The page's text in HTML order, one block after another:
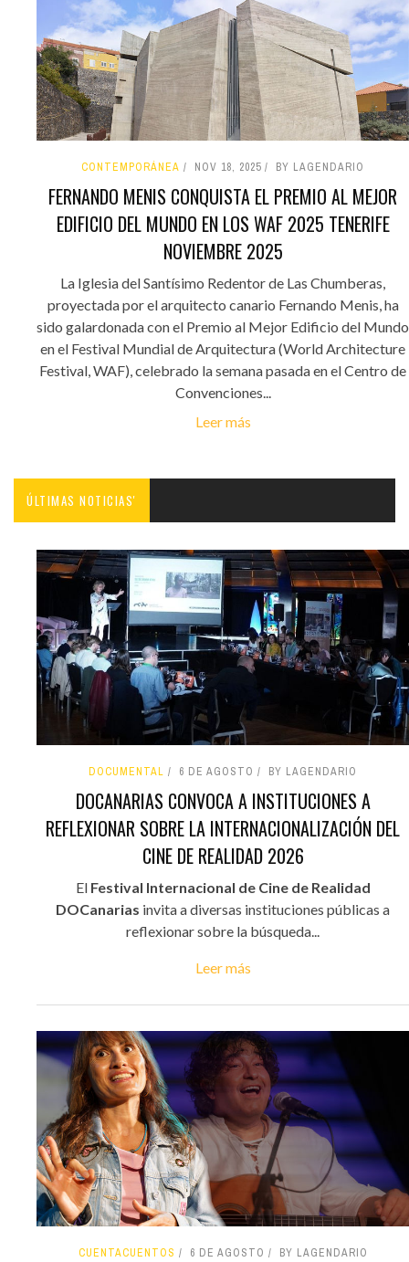
CONTEMPORÁNEA NOV 18, 2025 BY LAGENDARIO
FERNANDO MENIS CONQUISTA EL PREMIO AL MEJOR
EDIFICIO DEL MUNDO EN LOS WAF 2025 TENERIFE
NOVIEMBRE 2025
La Iglesia del Santísimo Redentor de Las Chumberas,
proyectada por el arquitecto canario Fernando Menis, ha
sido galardonada con el Premio al Mejor Edificio del Mundo
en el Festival Mundial de Arquitectura (World Architecture
Festival, WAF), celebrado la semana pasada en el Centro de
Convenciones...
Leer más
ÚLTIMAS NOTICIAS'
DOCUMENTAL 6 DE AGOSTO BY LAGENDARIO
DOCANARIAS CONVOCA A INSTITUCIONES A
REFLEXIONAR SOBRE LA INTERNACIONALIZACIÓN DEL
CINE DE REALIDAD 2026
El Festival Internacional de Cine de Realidad
DOCanarias invita a diversas instituciones públicas a
reflexionar sobre la búsqueda...
Leer más
CUENTACUENTOS 6 DE AGOSTO BY LAGENDARIO